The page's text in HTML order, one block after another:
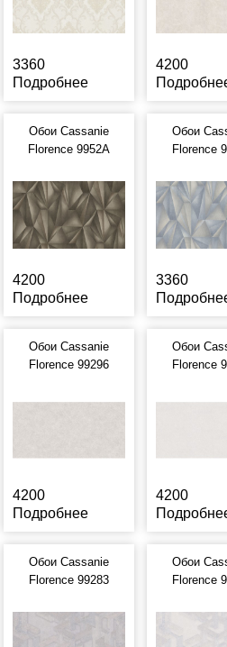
3360
Подробнее
4200
Обои Cassanie
Florence 9952A
4200
Подробнее
Обои
Florence
3360
Обои Cassanie
Florence 99296
4200
Подробнее
Обои
Florence
4200
Обои Cassanie
Florence 99283
Обои
Florence